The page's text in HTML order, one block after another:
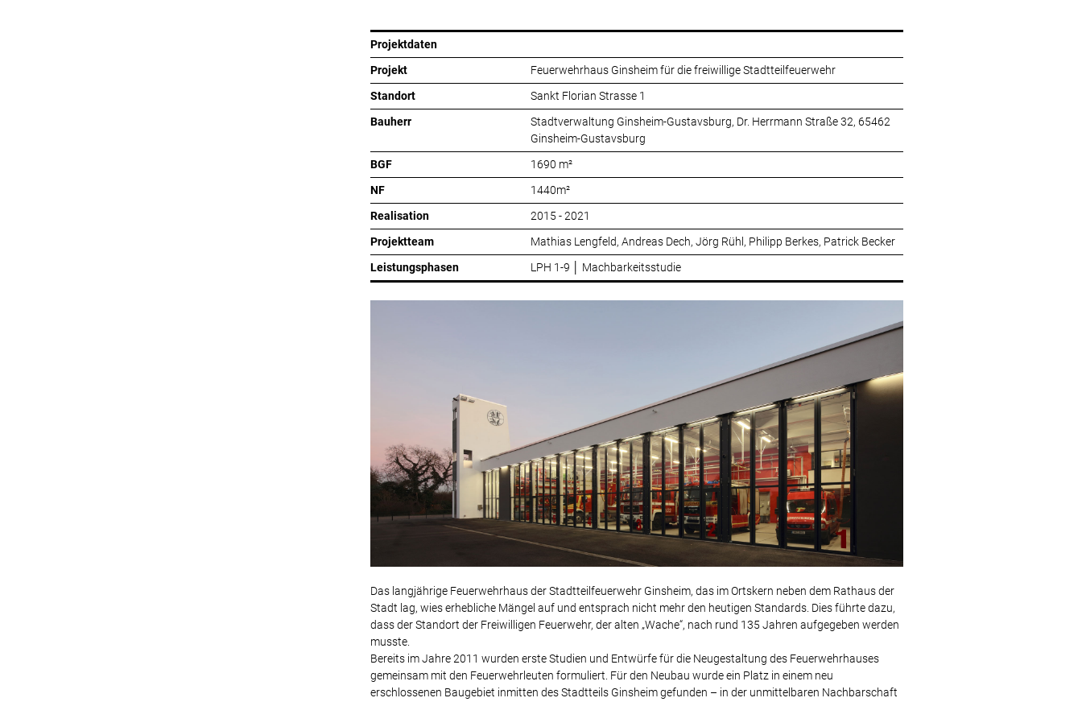
Projektdaten
Projekt
Feuerwehrhaus Ginsheim für die freiwillige Stadtteilfeuerwehr
Standort
Sankt Florian Strasse 1
Bauherr
Stadtverwaltung Ginsheim-Gustavsburg, Dr. Herrmann Straße 32, 65462
Ginsheim-Gustavsburg
BGF
1690 m²
NF
1440m²
Realisation
2015 - 2021
Projektteam
Mathias Lengfeld, Andreas Dech, Jörg Rühl, Philipp Berkes, Patrick Becker
Leistungsphasen
LPH 1-9 │ Machbarkeitsstudie
Das langjährige Feuerwehrhaus der Stadtteilfeuerwehr Ginsheim, das im Ortskern neben dem Rathaus der
Stadt lag, wies erhebliche Mängel auf und entsprach nicht mehr den heutigen Standards. Dies führte dazu,
dass der Standort der Freiwilligen Feuerwehr, der alten „Wache“, nach rund 135 Jahren aufgegeben werden
musste.
Bereits im Jahre 2011 wurden erste Studien und Entwürfe für die Neugestaltung des Feuerwehrhauses
gemeinsam mit den Feuerwehrleuten formuliert. Für den Neubau wurde ein Platz in einem neu
erschlossenen Baugebiet inmitten des Stadtteils Ginsheim gefunden – in der unmittelbaren Nachbarschaft